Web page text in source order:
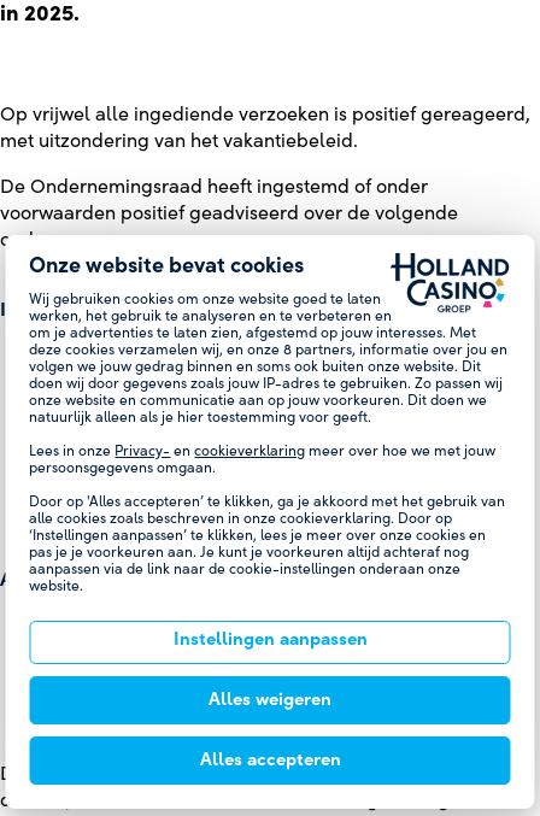
Onze website bevat cookies
Wij gebruiken cookies om onze website goed te laten
werken, het gebruik te analyseren en te verbeteren en
om je advertenties te laten zien, afgestemd op jouw interesses. Met
deze cookies verzamelen wij, en onze8 partners, informatie over jou en
volgen we jouw gedrag binnen en soms ook buiten onze website. Dit
doen wij door gegevens zoals jouw IP-adres te gebruiken. Zo passen wij
onze website en communicatie aan op jouw voorkeuren. Dit doen we
natuurlijk alleen als je hier toestemming voor geeft.
Lees in onze Privacy- encookieverklaring meer over hoe we met jouw
persoonsgegevens omgaan.
Door op 'Alles accepteren’ te klikken, ga je akkoord met het gebruik van
alle cookies zoals beschreven in onze cookieverklaring. Door op
‘Instellingen aanpassen’ te klikken, lees je meer over onze cookies en
pas je je voorkeuren aan. Je kunt je voorkeuren altijd achteraf nog
aanpassen via de link naar de cookie-instellingen onderaan onze
website.
Instellingen aanpassen
Alles weigeren
Alles accepteren
in 2025.
Op vrijwel alle ingediende verzoeken is positief gereageerd,
met uitzondering van het vakantiebeleid.
De Ondernemingsraad heeft ingestemd of onder
voorwaarden positief geadviseerd over de volgende
onderwerpen:
Instemming:
Reglement Interne Vertrouwenspersoon.
Instemmingsverzoek vakantiebeleid.
Landelijke Interne Preventiemedewerker.
Stopzetten 24/7 in Amsterdam-West en Rotterdam.
Stopzetten 24/7 Live Studio.
Advies:
Structuurwijziging recruitment.
Structuurwijziging afdeling Compliance.
Herinrichting tweedelijns risicomanagement.
Sluiting Zandvoort en aanpassing regiostructuur.
De Ondernemingsraad blijft kritisch meedenken met de
directie, vooral nu Holland Casino voor ongekend grote